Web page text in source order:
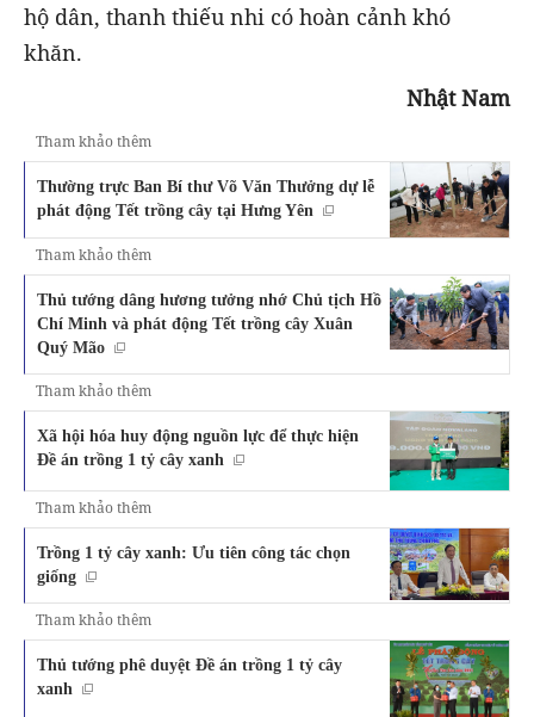
hộ dân, thanh thiếu nhi có hoàn cảnh khó
khăn.
Nhật Nam
Tham khảo thêm
Thường trực Ban Bí thư Võ Văn Thưởng dự lễ
phát động Tết trồng cây tại Hưng Yên
Tham khảo thêm
Thủ tướng dâng hương tưởng nhớ Chủ tịch Hồ
Chí Minh và phát động Tết trồng cây Xuân
Quý Mão
Tham khảo thêm
Xã hội hóa huy động nguồn lực để thực hiện
Đề án trồng 1 tỷ cây xanh
Tham khảo thêm
Trồng 1 tỷ cây xanh: Ưu tiên công tác chọn
giống
Tham khảo thêm
Thủ tướng phê duyệt Đề án trồng 1 tỷ cây
xanh